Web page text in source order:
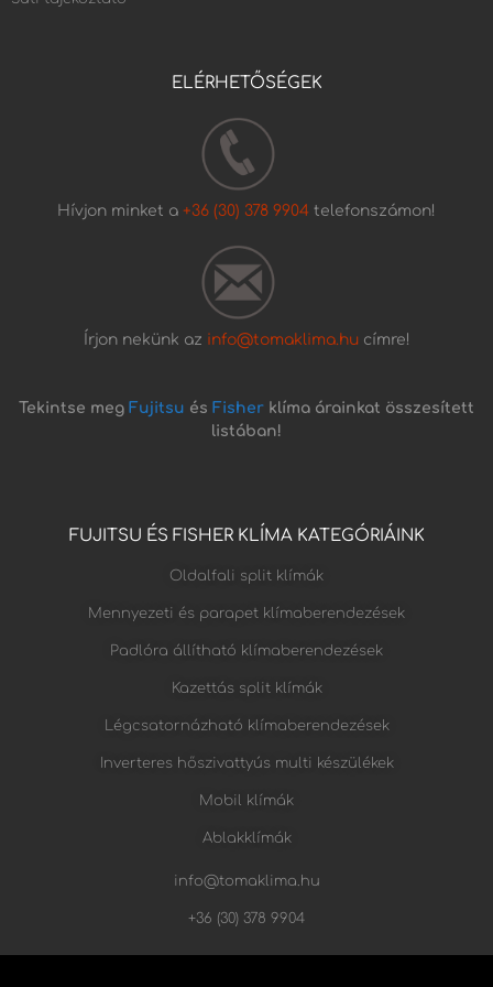
ELÉRHETŐSÉGEK
Hívjon minket a +36 (30) 378 9904 telefonszámon!
Írjon nekünk az info@tomaklima.hucímre!
Tekintse meg Fujitsu és Fisher klíma árainkat összesített
listában!
FUJITSU ÉS FISHER KLÍMA KATEGÓRIÁINK
Oldalfali split klímák
Mennyezeti és parapet klímaberendezések
Padlóra állítható klímaberendezések
Kazettás split klímák
Légcsatornázható klímaberendezések
Inverteres hőszivattyús multi készülékek
Mobil klímák
Ablakklímák
info@tomaklima.hu
+36 (30) 378 9904